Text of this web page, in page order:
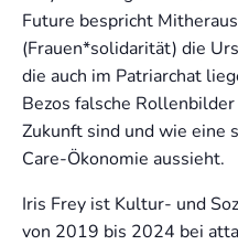
Future bespricht
(Frauen*solidarität) die
die auch im Patriarchat
Bezos falsche
Zukunft sind und wie eine
Care-Ökonomie aussieht.
Iris Frey ist Kultur- und
von 2019 bis 2024 bei